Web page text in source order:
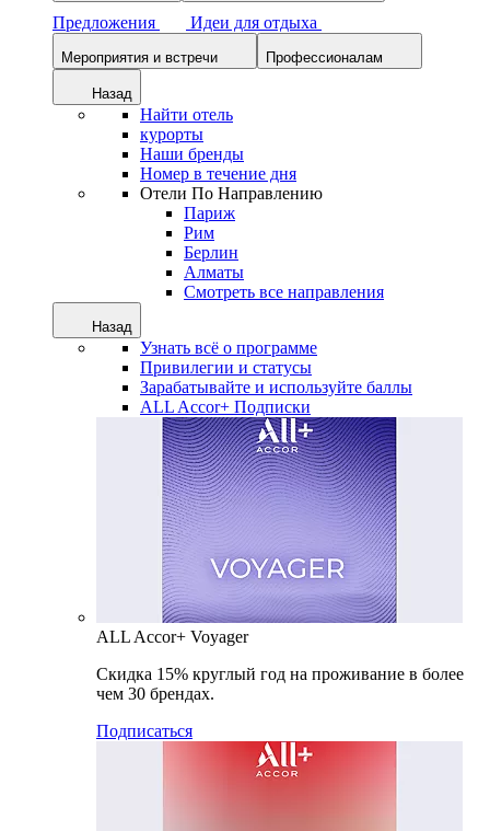
Предложения Идеи для отдыха
Мероприятия и встречи Профессионалам
Назад
Найти отель
курорты
Наши бренды
Номер в течение дня
Отели По Направлению
Париж
Рим
Берлин
Алматы
Смотреть все направления
Назад
Узнать всё о программе
Привилегии и статусы
Зарабатывайте и используйте баллы
ALL Accor+ Подписки
ALL Accor+ Voyager
Скидка 15% круглый год на проживание в более
чем 30 брендах.
Подписаться